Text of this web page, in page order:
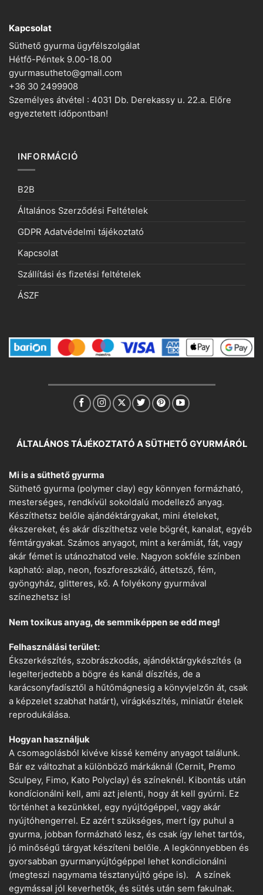
Kapcsolat
Süthető gyurma ügyfélszolgálat
Hétfő-Péntek 9.00-18.00
gyurmasutheto@gmail.com
+36 30 2499908
Személyes átvétel : 4031 Db. Derekassy u. 22.a. Előre
egyeztetett időpontban!
INFORMÁCIÓ
B2B
Általános Szerződési Feltételek
GDPR Adatvédelmi tájékoztató
Kapcsolat
Szállítási és fizetési feltételek
ÁSZF
ÁLTALÁNOS TÁJÉKOZTATÓ A SÜTHETŐ GYURMÁRÓL
Mi is a süthető gyurma
Süthető gyurma (polymer clay) egy könnyen formázható,
mesterséges, rendkívül sokoldalú modellező anyag.
Készíthetsz belőle ajándéktárgyakat, mini ételeket,
ékszereket, és akár díszíthetsz vele bögrét, kanalat, egyéb
fémtárgyakat. Számos anyagot, mint a kerámiát, fát, vagy
akár fémet is utánozhatod vele. Nagyon sokféle színben
kapható: alap, neon, foszforeszkáló, áttetsző, fém,
gyöngyház, glitteres, kő. A folyékony gyurmával
színezhetsz is!
Nem toxikus anyag, de semmiképpen se edd meg!
Felhasználási terület:
Ékszerkészítés, szobrászkodás, ajándéktárgykészítés (a
legelterjedtebb a bögre és kanál díszítés, de a
karácsonyfadísztől a hűtőmágnesig a könyvjelzőn át, csak
a képzelet szabhat határt), virágkészítés, miniatűr ételek
reprodukálása.
Hogyan használjuk
A csomagolásból kivéve kissé kemény anyagot találunk.
Bár ez változhat a különböző márkáknál (Cernit, Premo
Sculpey, Fimo, Kato Polyclay) és színeknél. Kibontás után
kondícionálni kell, ami azt jelenti, hogy át kell gyúrni. Ez
történhet a kezünkkel, egy nyújtógéppel, vagy akár
nyújtóhengerrel. Ez azért szükséges, mert így puhul a
gyurma, jobban formázható lesz, és csak így lehet tartós,
jó minőségű tárgyat készíteni belőle. A legkönnyebben és
gyorsabban gyurmanyújtógéppel lehet kondicionálni
(megteszi nagymama tésztanyújtó gépe is). A színek
egymással jól keverhetők, és sütés után sem fakulnak.